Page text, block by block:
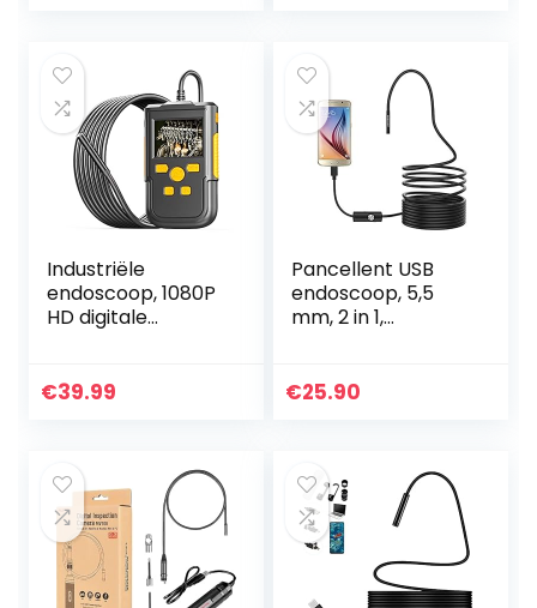
Industriële
endoscoop, 1080P
HD digitale
met IP67
2,4 inch…
€39.99
Pancellent USB
endoscoop, 5,5
mm, 2 in 1,
met 6 leds en 3,5
€25.90